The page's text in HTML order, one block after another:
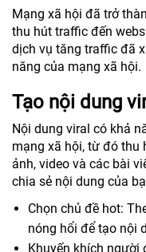
Mạng xã hội đã trở
thu hút traffic đến
dịch vụ tăng traffic đã
năng của mạng xã hội.
Tạo nội dung
Nội dung viral có khả
mạng xã hội, từ đó thu
ảnh, video và các bài
chia sẻ nội dung của
Chọn chủ đề hot:
nóng hổi để tạo nội
Khuyến khích người